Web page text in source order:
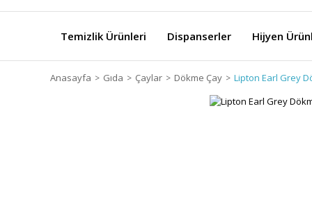
Temizlik Ürünleri Dispanserler Hijyen
Anasayfa Gıda Çaylar Dökme Çay Lipton Earl Grey